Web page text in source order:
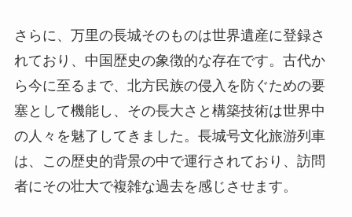
防御拠点の一つとして重きをなしていました。特
に山海関は「天下第一関」と称され、多くの歴史
的な戦闘や出来事の舞台となりました。
さらに、万里の長城そのものは世界遺産に登録さ
れており、中国歴史の象徴的な存在です。古代か
ら今に至るまで、北方民族の侵入を防ぐための要